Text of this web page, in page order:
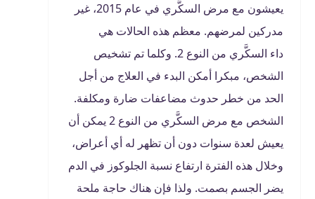
يعيشون مع مرض السكَّري في عام 2015، غير
مدركين لمرضهم. معظم هذه الحالات هي
داء السكَّري من النوع 2. وكلما تم تشخيص
الشخص، مبكرا أمكن البدء في العلاج من أجل
الحد من خطر حدوث مضاعفات ضارة ومكلفة.
الشخص مع مرض السكَّري من النوع 2 يمكن أن
يعيش لعدة سنوات دون أن تظهر له أي أعراض،
وخلال هذه الفترة ارتفاع نسبة الجلوكوز في الدم
يضر الجسم بصمت. ولذا فإن هناك حاجة ملحة